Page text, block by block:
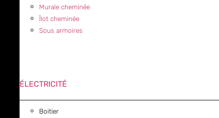
Murale cheminée
Îlot cheminée
Sous armoires
ÉLECTRICITÉ
Boitier